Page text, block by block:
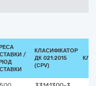
/
КЛАСИФІКАТОР
ДК 021:2015
(CPV)